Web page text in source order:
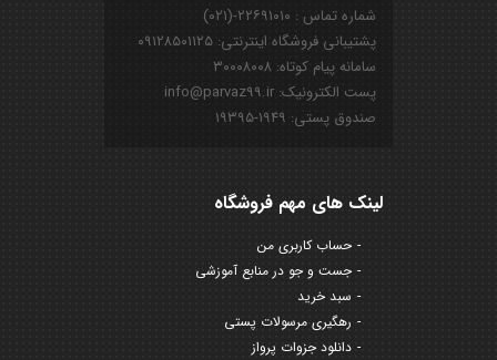
شماره تماس : ۲۲۶۹۱۰۱۰-(۰۲۱)
پشتیبانی فروشگاه اینترنتی: ۰۹۱۲۸۵۰۱۱۲۵
سامانه پیام کوتاه: ۳۰۰۰۸۰۰۸
پست الکترونیک: info@parvaz99.ir
صندوق پستی: ۱۹۴۹-۱۹۳۹۵
لینک های مهم فروشگاه
حساب کاربری من
جست و جو در منابع آموزشی
سبد خرید
رهگیری مرسولات پستی
دانلود جزوات پرواز